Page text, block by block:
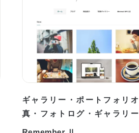
ギャラリー・ポートフォリオ
真・フォトログ・ギャラリー